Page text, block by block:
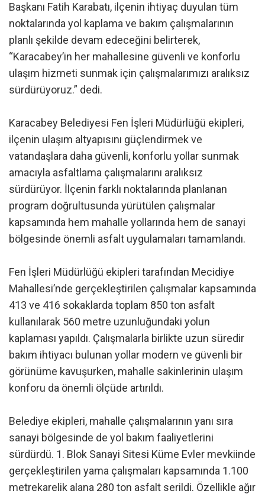
Başkanı Fatih Karabatı, ilçenin ihtiyaç duyulan tüm
noktalarında yol kaplama ve bakım çalışmalarının
planlı şekilde devam edeceğini belirterek,
“Karacabey’in her mahallesine güvenli ve konforlu
ulaşım hizmeti sunmak için çalışmalarımızı aralıksız
sürdürüyoruz.” dedi.
Karacabey Belediyesi Fen İşleri Müdürlüğü ekipleri,
ilçenin ulaşım altyapısını güçlendirmek ve
vatandaşlara daha güvenli, konforlu yollar sunmak
amacıyla asfaltlama çalışmalarını aralıksız
sürdürüyor. İlçenin farklı noktalarında planlanan
program doğrultusunda yürütülen çalışmalar
kapsamında hem mahalle yollarında hem de sanayi
bölgesinde önemli asfalt uygulamaları tamamlandı.
Fen İşleri Müdürlüğü ekipleri tarafından Mecidiye
Mahallesi’nde gerçekleştirilen çalışmalar kapsamında
413 ve 416 sokaklarda toplam 850 ton asfalt
kullanılarak 560 metre uzunluğundaki yolun
kaplaması yapıldı. Çalışmalarla birlikte uzun süredir
bakım ihtiyacı bulunan yollar modern ve güvenli bir
görünüme kavuşurken, mahalle sakinlerinin ulaşım
konforu da önemli ölçüde artırıldı.
Belediye ekipleri, mahalle çalışmalarının yanı sıra
sanayi bölgesinde de yol bakım faaliyetlerini
sürdürdü. 1. Blok Sanayi Sitesi Küme Evler mevkiinde
gerçekleştirilen yama çalışmaları kapsamında 1.100
metrekarelik alana 280 ton asfalt serildi. Özellikle ağır